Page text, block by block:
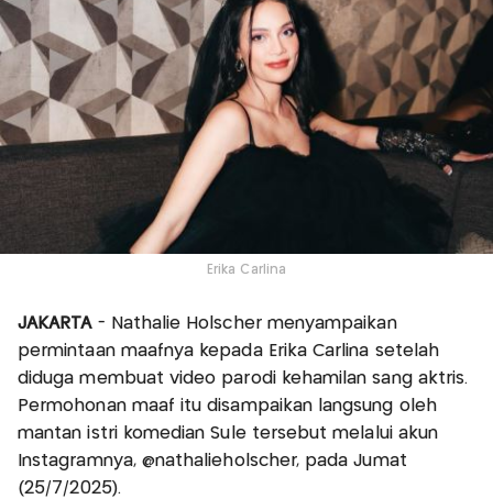
Erika Carlina
JAKARTA- Nathalie Holscher menyampaikan
permintaan maafnya kepada Erika Carlina setelah
diduga membuat video parodi kehamilan sang aktris.
Permohonan maaf itu disampaikan langsung oleh
mantan istri komedian Sule tersebut melalui akun
Instagramnya, @nathalieholscher, pada Jumat
(25/7/2025).